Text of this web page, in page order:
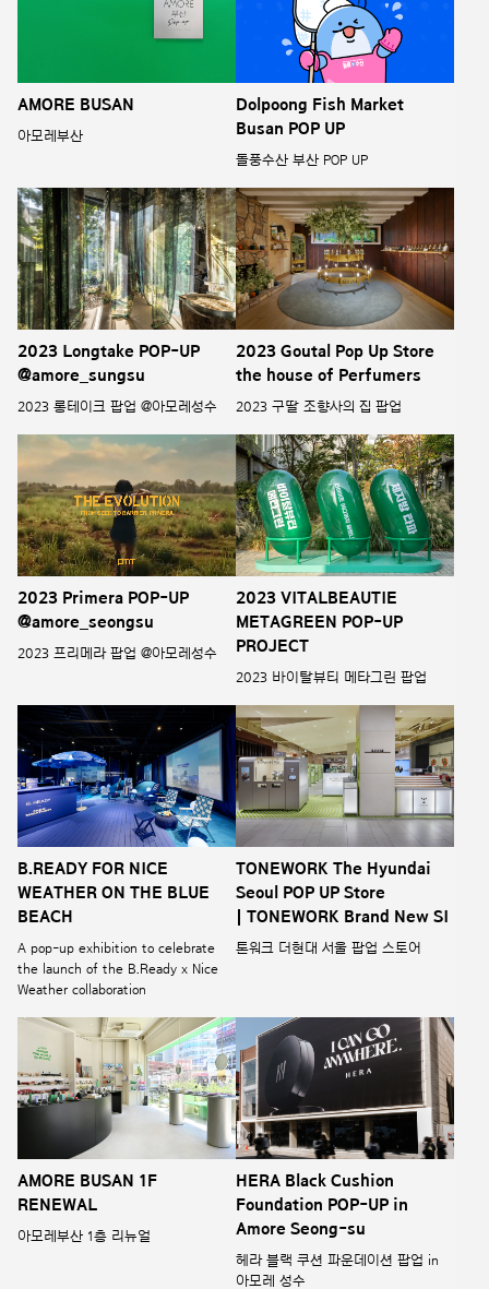
AMORE BUSAN
아모레부산
Dolpoong Fish Market
Busan POP UP
돌풍수산 부산 POP UP
2023 Longtake POP-UP
@amore_sungsu
2023 롱테이크 팝업 @아모레성수
2023 Goutal Pop Up Store
the house of Perfumers
2023 구딸 조향사의 집 팝업
2023 Primera POP-UP
@amore_seongsu
2023 프리메라 팝업 @아모레성수
2023 VITALBEAUTIE
METAGREEN POP-UP
PROJECT
2023 바이탈뷰티 메타그린 팝업
B.READY FOR NICE
WEATHER ON THE BLUE
BEACH
A pop-up exhibition to celebrate
the launch of the B.Ready x Nice
Weather collaboration
TONEWORK The Hyundai
Seoul POP UP Store
| TONEWORK Brand New SI
톤워크 더현대 서울 팝업 스토어
AMORE BUSAN 1F
RENEWAL
아모레부산 1층 리뉴얼
HERA Black Cushion
Foundation POP-UP in
Amore Seong-su
헤라 블랙 쿠션 파운데이션 팝업 in
아모레 성수